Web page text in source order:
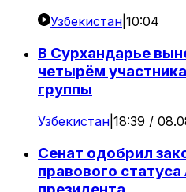
Узбекистан 10:04
В Сурхандарье
четырём
группы
Узбекистан 18:39 /
Сенат одобрил
правового